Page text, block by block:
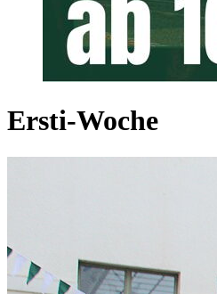
Ersti-Woche